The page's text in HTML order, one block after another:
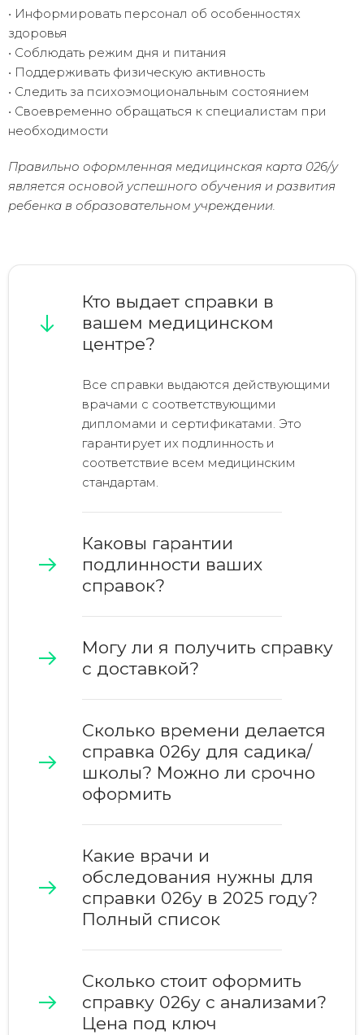
• Информировать персонал об особенностях
здоровья
• Соблюдать режим дня и питания
• Поддерживать физическую активность
• Следить за психоэмоциональным состоянием
• Своевременно обращаться к специалистам при
необходимости
Правильно оформленная медицинская карта 026/у
является основой успешного обучения и развития
ребенка в образовательном учреждении.
Кто выдает справки в
вашем медицинском
центре?
Все справки выдаются действующими
врачами с соответствующими
дипломами и сертификатами. Это
гарантирует их подлинность и
соответствие всем медицинским
стандартам.
Каковы гарантии
подлинности ваших
справок?
Могу ли я получить справку
с доставкой?
Сколько времени делается
справка 026у для садика/
школы? Можно ли срочно
оформить
Какие врачи и
обследования нужны для
справки 026у в 2025 году?
Полный список
Сколько стоит оформить
справку 026у с анализами?
Цена под ключ